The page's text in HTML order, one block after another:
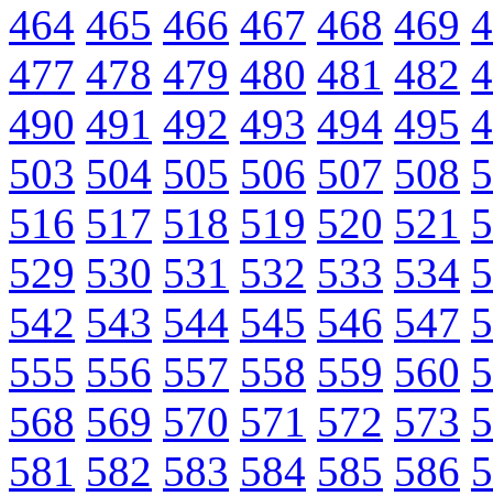
464 465 466 467 468 469
477 478 479 480 481 482
490 491 492 493 494 495
503 504 505 506 507 508
516 517 518 519 520 521
529 530 531 532 533 534
542 543 544 545 546 547
555 556 557 558 559 560
568 569 570 571 572 573
581 582 583 584 585 586